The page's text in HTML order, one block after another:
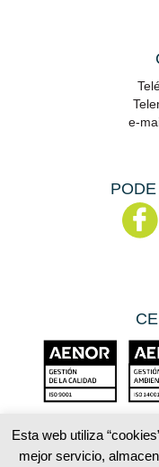
e-
Esta web utiliza
mejor servicio,